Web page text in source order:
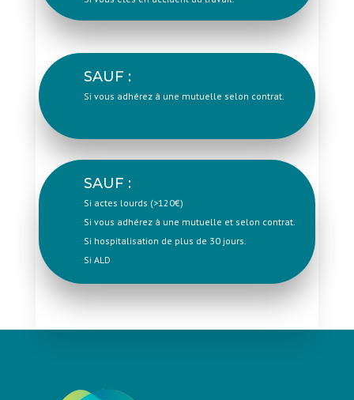
SAUF :
Si vous adhérez à une mutuelle selon contrat.
SAUF :
Si actes lourds (>120€)
Si vous adhérez à une mutuelle et selon contrat.
Si hospitalisation de plus de 30 jours.
Si ALD